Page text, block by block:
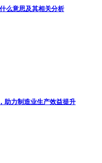
么意思及其相关分析
助力制造业生产效益提升